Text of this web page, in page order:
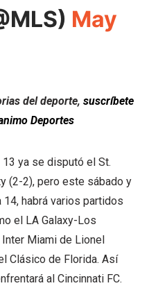
May
del deporte, suscríbete
Deportes
ya se disputó el St.
(2-2), pero este sábado y
habrá varios partidos
el LA Galaxy-Los
Miami de Lionel
Clásico de Florida. Así
al Cincinnati FC.